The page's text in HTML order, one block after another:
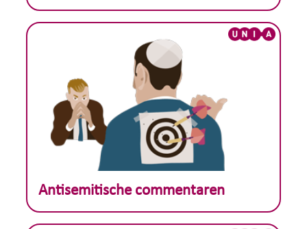
Theoretisch voorbeeld :
Antisemitische commentaren